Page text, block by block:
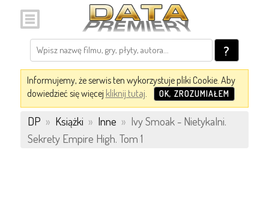
?
Informujemy, że serwis ten wykorzystuje pliki Cookie. Aby
dowiedzieć się więcej kliknij tutaj. OK, ZROZUMIAŁEM
DP » Książki » Inne » Ivy Smoak - Nietykalni.
Sekrety Empire High. Tom 1